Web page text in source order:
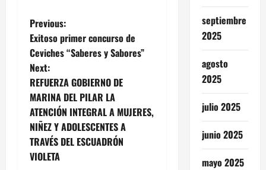
P
o
s
t
n
a
Previous:
Exitoso primer concurso de
Ceviches “Saberes y Sabores”
Next:
REFUERZA GOBIERNO DE
MARINA DEL PILAR LA
ATENCIÓN INTEGRAL A MUJERES,
NIÑEZ Y ADOLESCENTES A
TRAVÉS DEL ESCUADRÓN
VIOLETA
septiembre
2025
agosto
2025
julio 2025
junio 2025
mayo 2025